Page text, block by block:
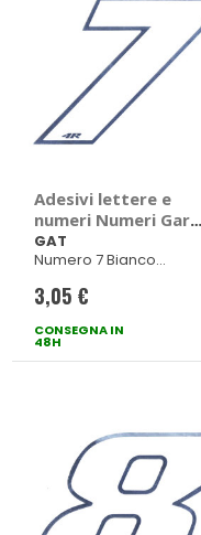
Adesivi lettere e
numeri Numeri Gara
- GAT
GAT
Numero 7 Bianco
3,05 €
CONSEGNA IN
48H